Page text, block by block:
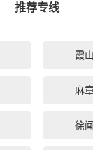
推荐专线
霞
麻
徐